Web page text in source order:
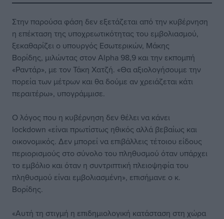
Στην παρούσα φάση δεν εξετάζεται από την κυβέρνηση
η επέκταση της υποχρεωτικότητας του εμβολιασμού,
ξεκαθαρίζει ο υπουργός Εσωτερικών, Μάκης
Βορίδης, μιλώντας στον Alpha 98,9 και την εκπομπή
«Ραντάρ», με τον Τάκη Χατζή. «Θα αξιολογήσουμε την
πορεία των μέτρων και θα δούμε αν χρειάζεται κάτι
περαιτέρω», υπογράμμισε.
O λόγος που η κυβέρνηση δεν θέλει να κάνει
lockdown «είναι πρωτίστως ηθικός αλλά βεβαίως και
οικονομικός. Δεν μπορεί να επιβάλλεις τέτοιου είδους
περιορισμούς στο σύνολο του πληθυσμού όταν υπάρχει
το εμβόλιο και όταν η συντριπτική πλειοψηφία του
πληθυσμού είναι εμβολιασμένη», επισήμανε ο κ.
Βορίδης.
«Αυτή τη στιγμή η επιδημιολογική κατάσταση στη χώρα